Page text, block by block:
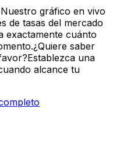
gráfico en vivo
de tasas del mercado
exactamente cuánto
saber
una
alcance tu